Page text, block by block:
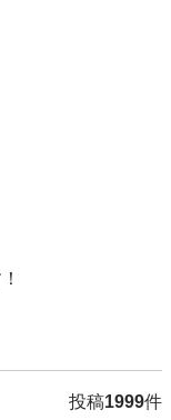
投稿1999件